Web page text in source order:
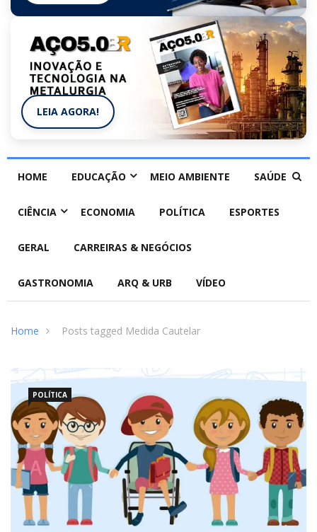
LEIA AGORA!
HOME EDUCAÇÃO MEIO AMBIENTE SAÚDE
CIÊNCIA ECONOMIA POLÍTICA ESPORTES
GERAL CARREIRAS & NEGÓCIOS
GASTRONOMIA ARQ & URB VÍDEO
Home Posts tagged Medida Cautelar
POLÍTICA